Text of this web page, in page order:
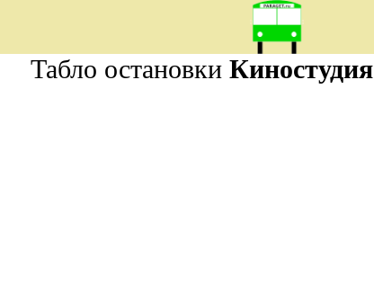
Табло остановки Киностудия